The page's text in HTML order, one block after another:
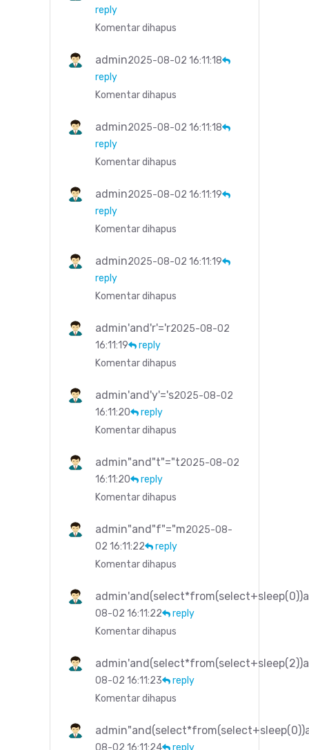
reply
Komentar dihapus
admin2025-08-02 16:11:18
reply
Komentar dihapus
admin2025-08-02 16:11:18
reply
Komentar dihapus
admin2025-08-02 16:11:19
reply
Komentar dihapus
admin2025-08-02 16:11:19
reply
Komentar dihapus
admin'and'r'='r2025-08-02
16:11:19
reply
Komentar dihapus
admin'and'y'='s2025-08-02
16:11:20
reply
Komentar dihapus
admin"and"t"="t2025-08-02
16:11:20
reply
Komentar dihapus
admin"and"f"="m2025-08-
02 16:11:22
reply
Komentar dihapus
08-02 16:11:22
reply
Komentar dihapus
08-02 16:11:23
reply
Komentar dihapus
08-02 16:11:24
reply